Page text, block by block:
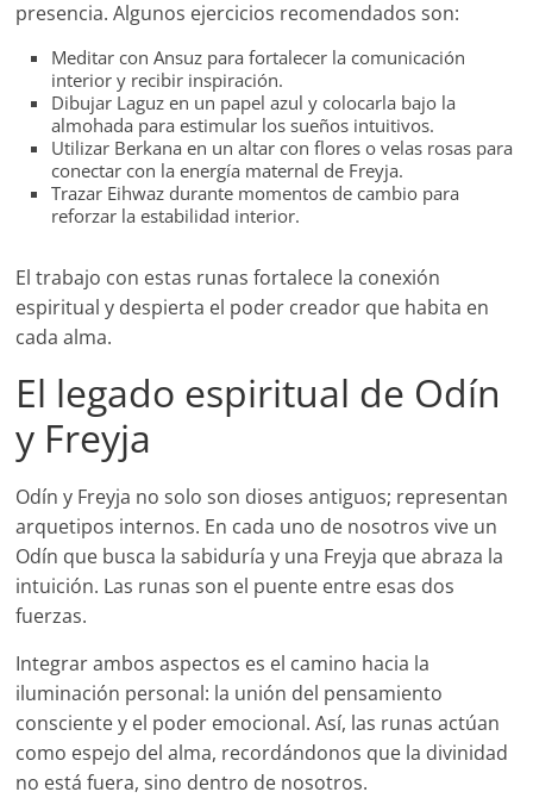
presencia. Algunos ejercicios recomendados son:
Meditar con Ansuz para fortalecer la comunicación
interior y recibir inspiración.
Dibujar Laguz en un papel azul y colocarla bajo la
almohada para estimular los sueños intuitivos.
Utilizar Berkana en un altar con flores o velas rosas para
conectar con la energía maternal de Freyja.
Trazar Eihwaz durante momentos de cambio para
reforzar la estabilidad interior.
El trabajo con estas runas fortalece la conexión
espiritual y despierta el poder creador que habita en
cada alma.
El legado espiritual de Odín
y Freyja
Odín y Freyja no solo son dioses antiguos; representan
arquetipos internos. En cada uno de nosotros vive un
Odín que busca la sabiduría y una Freyja que abraza la
intuición. Las runas son el puente entre esas dos
fuerzas.
Integrar ambos aspectos es el camino hacia la
iluminación personal: la unión del pensamiento
consciente y el poder emocional. Así, las runas actúan
como espejo del alma, recordándonos que la divinidad
no está fuera, sino dentro de nosotros.